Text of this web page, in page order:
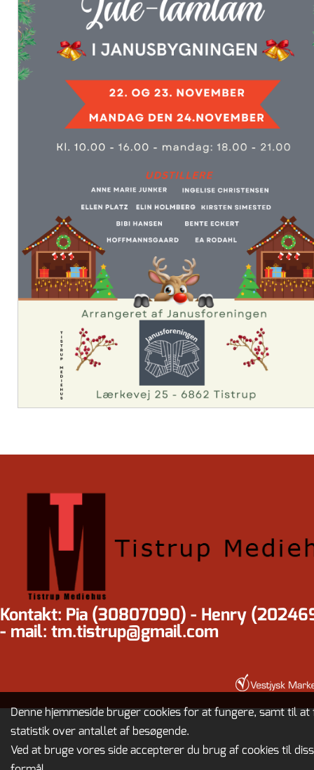
Kontakt: Pia (30807090) - Henry
- mail: tm.tistrup@gmail.com
Denne hjemmeside bruger cookies for at fungere, samt til at
statistik over antallet af besøgende.
Ved at bruge vores side accepterer du brug af cookies til